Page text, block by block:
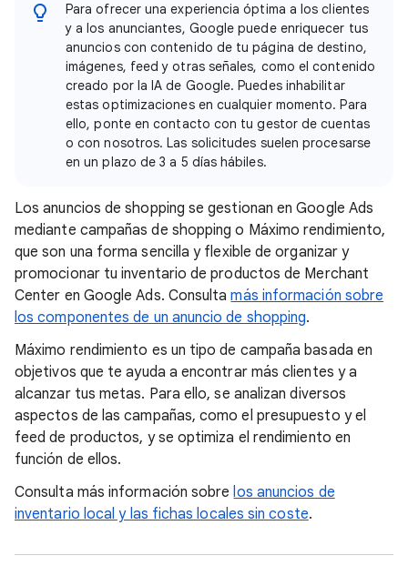
Para ofrecer una experiencia óptima a los clientes
y a los anunciantes, Google puede enriquecer tus
anuncios con contenido de tu página de destino,
imágenes, feed y otras señales, como el contenido
creado por la IA de Google. Puedes inhabilitar
estas optimizaciones en cualquier momento. Para
ello, ponte en contacto con tu gestor de cuentas
o con nosotros. Las solicitudes suelen procesarse
en un plazo de 3 a 5 días hábiles.
Los anuncios de shopping se gestionan en Google Ads
mediante campañas de shopping o Máximo rendimiento,
que son una forma sencilla y flexible de organizar y
promocionar tu inventario de productos de Merchant
Center en Google Ads. Consultamás información sobre
los componentes de un anuncio de shopping.
Máximo rendimiento es un tipo de campaña basada en
objetivos que te ayuda a encontrar más clientes y a
alcanzar tus metas. Para ello, se analizan diversos
aspectos de las campañas, como el presupuesto y el
feed de productos, y se optimiza el rendimiento en
función de ellos.
Consulta más información sobrelos anuncios de
inventario local y las fichas locales sin coste.